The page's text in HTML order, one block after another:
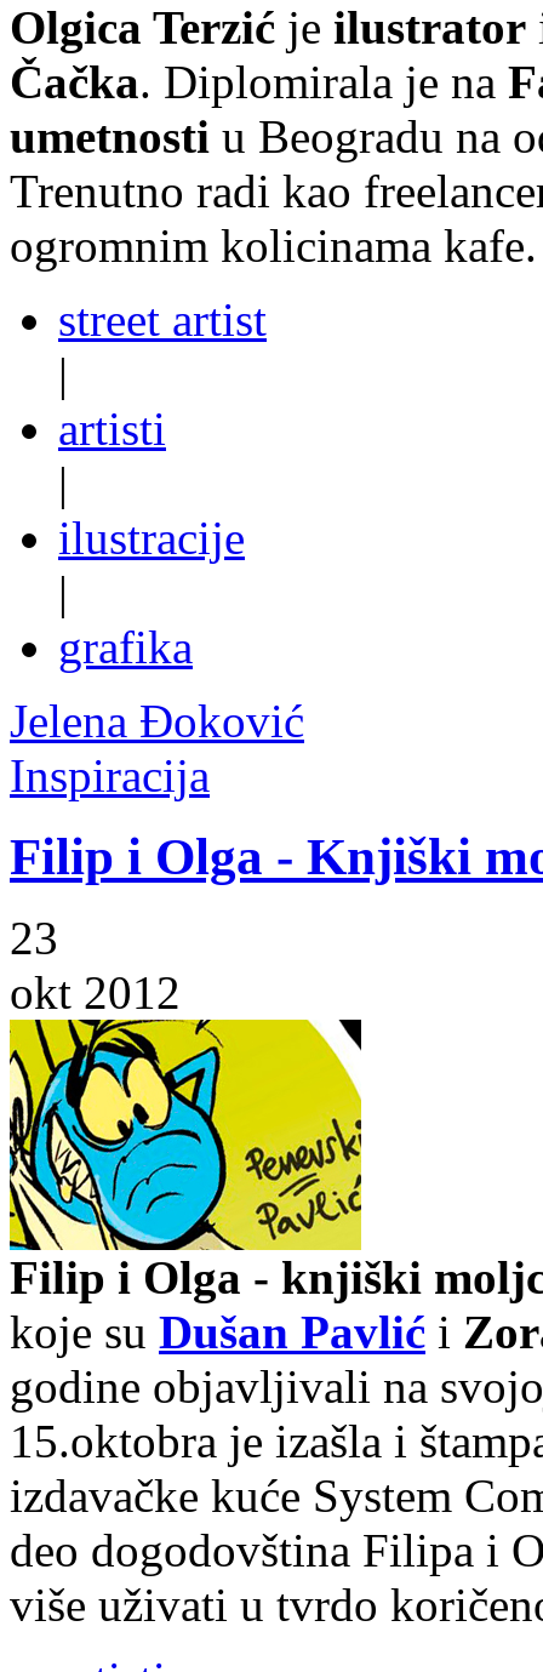
Olgica Terzić je ilustrator
Čačka. Diplomirala je na
umetnosti u Beogradu na
Trenutno radi kao
ogromnim kolicinama kafe.
street artist
|
artisti
|
ilustracije
|
grafika
Jelena Đoković
Inspiracija
Filip i Olga - Knjiški
23
okt 2012
Filip i Olga - knjiški
koje su Dušan Pavlić i
godine objavljivali na
15.oktobra je izašla i
izdavačke kuće System
deo dogodovština Filipa i
više uživati u tvrdo